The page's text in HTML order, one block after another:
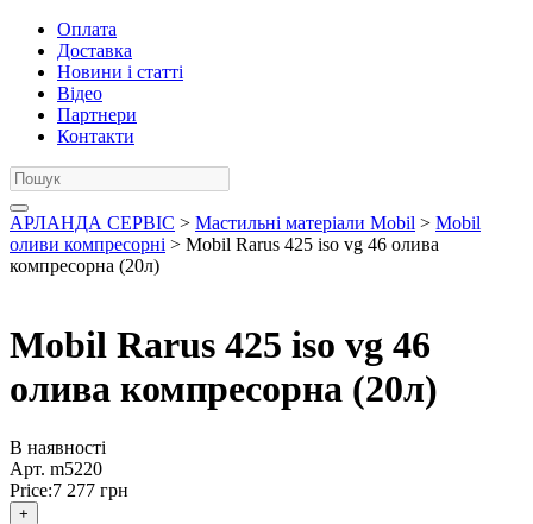
Оплата
Доставка
Новини і статті
Відео
Партнери
Контакти
АРЛАНДА СЕРВІС > Мастильні матеріали Mobil > Mobil
оливи компресорні > Mobil Rarus 425 iso vg 46 олива
компресорна (20л)
Mobil Rarus 425 iso vg 46
олива компресорна (20л)
В наявності
Арт. m5220
Price:7 277 грн
+